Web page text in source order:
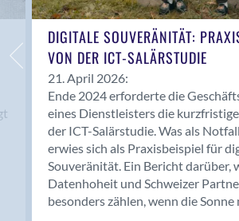
Balzers
Basel
Bassersdorf
Belp
Bendern
Benken (SG)
Bergdietikon
Berlin
Bern
Bern - Liebefeld
DIGITALE SOUVERÄNITÄT:
VON DER ICT-SALÄRSTUDIE
21. April 2026:
Ende 2024 erforderte die
eines Dienstleisters die
der ICT-Salärstudie. Was als
erwies sich als Praxisbeispiel für
Souveränität. Ein Bericht darüber,
Datenhoheit und Schweizer
besonders zählen, wenn die